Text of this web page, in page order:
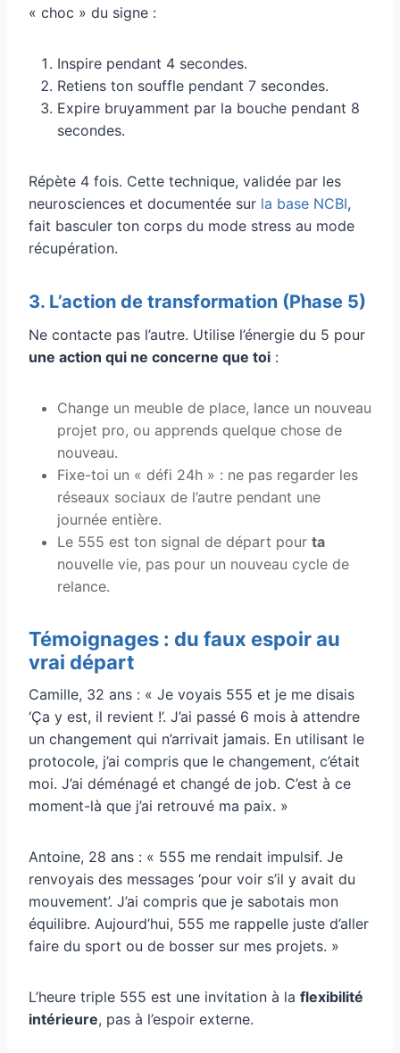
« choc » du signe :
Inspire pendant 4 secondes.
Retiens ton souffle pendant 7 secondes.
Expire bruyamment par la bouche pendant 8
secondes.
Répète 4 fois. Cette technique, validée par les
neurosciences et documentée sur la base NCBI,
fait basculer ton corps du mode stress au mode
récupération.
3. L’action de transformation (Phase 5)
Ne contacte pas l’autre. Utilise l’énergie du 5 pour
une action qui ne concerne que toi :
Change un meuble de place, lance un nouveau
projet pro, ou apprends quelque chose de
nouveau.
Fixe-toi un « défi 24h » : ne pas regarder les
réseaux sociaux de l’autre pendant une
journée entière.
Le 555 est ton signal de départ pour ta
nouvelle vie, pas pour un nouveau cycle de
relance.
Témoignages : du faux espoir au
vrai départ
Camille, 32 ans : « Je voyais 555 et je me disais
‘Ça y est, il revient !’. J’ai passé 6 mois à attendre
un changement qui n’arrivait jamais. En utilisant le
protocole, j’ai compris que le changement, c’était
moi. J’ai déménagé et changé de job. C’est à ce
moment-là que j’ai retrouvé ma paix. »
Antoine, 28 ans : « 555 me rendait impulsif. Je
renvoyais des messages ‘pour voir s’il y avait du
mouvement’. J’ai compris que je sabotais mon
équilibre. Aujourd’hui, 555 me rappelle juste d’aller
faire du sport ou de bosser sur mes projets. »
L’heure triple 555 est une invitation à la flexibilité
intérieure, pas à l’espoir externe.